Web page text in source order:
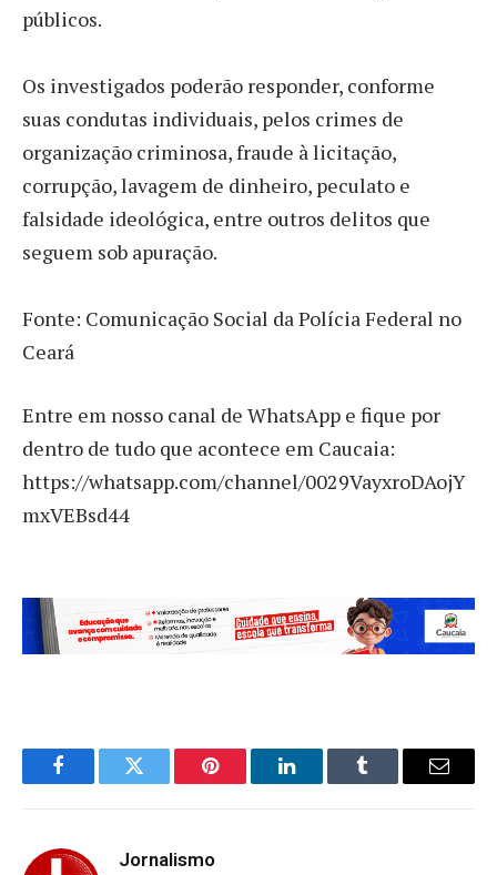
públicos.
Os investigados poderão responder, conforme
suas condutas individuais, pelos crimes de
organização criminosa, fraude à licitação,
corrupção, lavagem de dinheiro, peculato e
falsidade ideológica, entre outros delitos que
seguem sob apuração.
Fonte: Comunicação Social da Polícia Federal no
Ceará
Entre em nosso canal de WhatsApp e fique por
dentro de tudo que acontece em Caucaia:
https://whatsapp.com/channel/0029VayxroDAojY
mxVEBsd44
FacebookTwitter Pinterest LinkedInTumblr Email
Jornalismo